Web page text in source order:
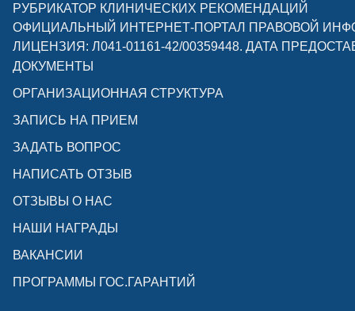
РУБРИКАТОР КЛИНИЧЕСКИХ РЕКОМЕНДАЦИЙ
ОФИЦИАЛЬНЫЙ ИНТЕРНЕТ-ПОРТАЛ ПРАВОВОЙ
ЛИЦЕНЗИЯ: Л041-01161-42/00359448. ДАТА
ДОКУМЕНТЫ
ОРГАНИЗАЦИОННАЯ СТРУКТУРА
ЗАПИСЬ НА ПРИЕМ
ЗАДАТЬ ВОПРОС
НАПИСАТЬ ОТЗЫВ
ОТЗЫВЫ О НАС
НАШИ НАГРАДЫ
ВАКАНСИИ
ПРОГРАММЫ ГОС.ГАРАНТИЙ